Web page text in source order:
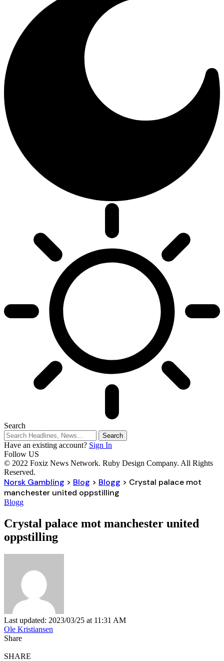
Search
Have an existing account? Sign In
Follow US
© 2022 Foxiz News Network. Ruby Design Company. All Rights
Reserved.
Norsk Gambling > Blog > Blogg > Crystal palace mot
manchester united oppstilling
Blogg
Crystal palace mot manchester united
oppstilling
Last updated: 2023/03/25 at 11:31 AM
Ole Kristiansen
Share
SHARE